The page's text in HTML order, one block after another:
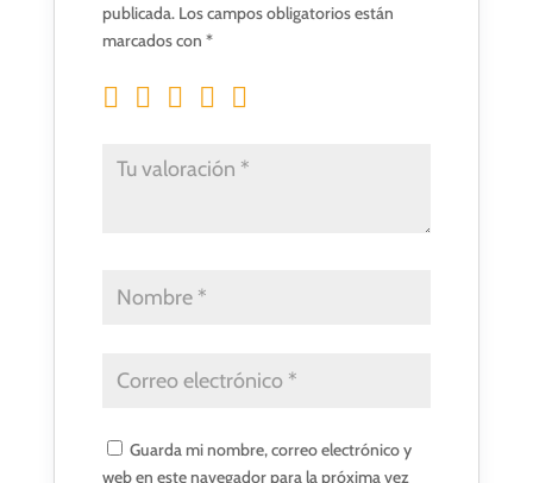
publicada. Los campos obligatorios están
marcados con *
Guarda mi nombre, correo electrónico y
web en este navegador para la próxima vez